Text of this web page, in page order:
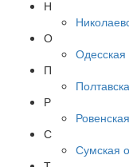
Н
О
Одесская
П
Р
С
Сумская